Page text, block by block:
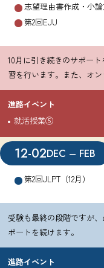
志望理由書作成・小
第2回EJU
10月に引き続きのサポー
習を行います。また、オ
進路イベント
就活授業⑤
12-02DEC – FEB
第2回JLPT（12月）
受験も最終の段階ですが
ポートを続けます。
進路イベント